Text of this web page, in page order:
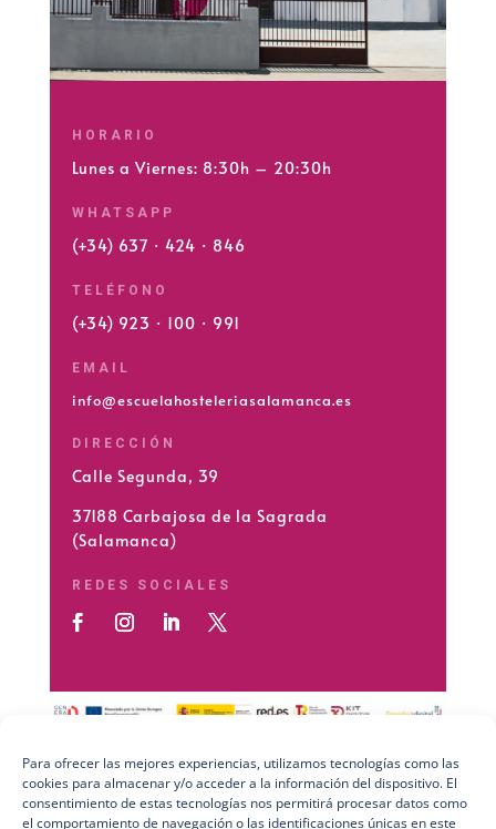
Para ofrecer las mejores experiencias, utilizamos tecnologías como las
cookies para almacenar y/o acceder a la información del dispositivo. El
consentimiento de estas tecnologías nos permitirá procesar datos como
el comportamiento de navegación o las identificaciones únicas en este
HORARIO
Lunes a Viernes: 8:30h – 20:30h
WHATSAPP
(+34) 637 · 424 · 846
TELÉFONO
(+34) 923 · 100 · 991
EMAIL
info@escuelahosteleriasalamanca.es
DIRECCIÓN
Calle Segunda, 39
37188 Carbajosa de la Sagrada
(Salamanca)
REDES SOCIALES
Preguntas Frecuentes (FAQs)